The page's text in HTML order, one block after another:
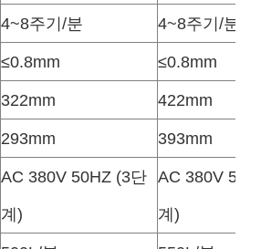
4~8주기/분
4~8주기/분
≤0.8mm
≤0.8mm
322mm
422mm
293mm 393mm
AC 380V 50HZ (3단
계)
AC 380V
계)